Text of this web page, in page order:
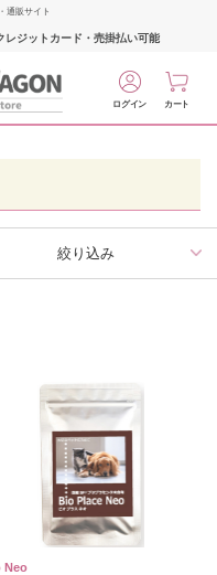
通販サイト
レジットカード・売掛払い可能
ログイン カート
絞り込み
Neo